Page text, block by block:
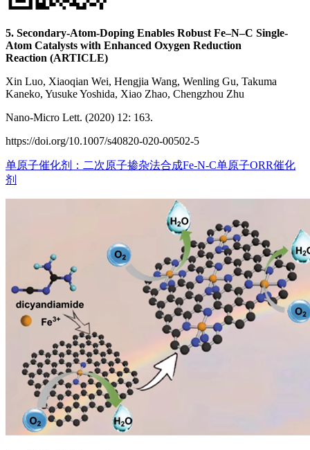
5. Secondary-Atom-Doping Enables Robust Fe–N–C Single-
Atom Catalysts with Enhanced Oxygen Reduction
Reaction (ARTICLE)
Xin Luo, Xiaoqian Wei, Hengjia Wang, Wenling Gu, Takuma
Kaneko, Yusuke Yoshida, Xiao Zhao, Chengzhou Zhu
Nano-Micro Lett. (2020) 12: 163.
https://doi.org/10.1007/s40820-020-00502-5
单原子催化剂：二次原子掺杂法合成Fe-N-C单原子ORR催化
剂